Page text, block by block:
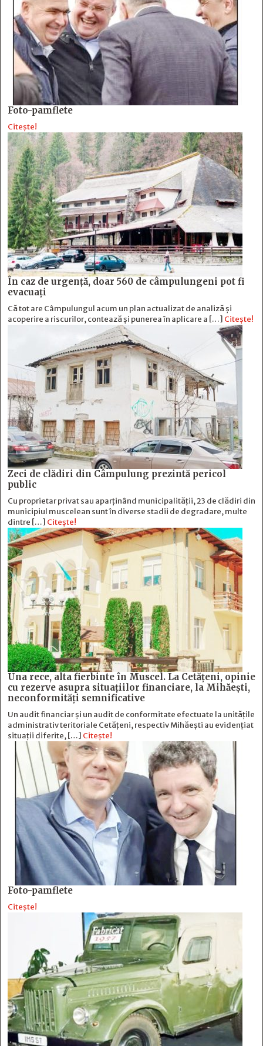
Foto-pamflete
Citește!
În caz de urgență, doar 560 de câmpulungeni pot fi
evacuați
Că tot are Câmpulungul acum un plan actualizat de analiză și
acoperire a riscurilor, contează și punerea în aplicare a […] Citește!
Zeci de clădiri din Câmpulung prezintă pericol
public
Cu proprietar privat sau aparținând municipalității, 23 de clădiri din
municipiul muscelean sunt în diverse stadii de degradare, multe
dintre […] Citește!
Una rece, alta fierbinte în Muscel. La Cetăţeni, opinie
cu rezerve asupra situaţiilor financiare, la Mihăeşti,
neconformităţi semnificative
Un audit financiar și un audit de conformitate efectuate la unitățile
administrativ teritoriale Cetățeni, respectiv Mihăești au evidențiat
situații diferite, […] Citește!
Foto-pamflete
Citește!